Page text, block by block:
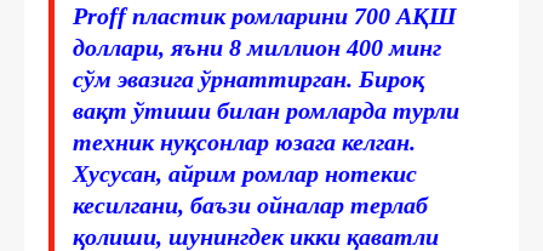
Proff пластик ромларини 700 АҚШ
доллари, яъни 8 миллион 400 минг
сўм эвазига ўрнаттирган. Бироқ
вақт ўтиши билан ромларда турли
техник нуқсонлар юзага келган.
Хусусан, айрим ромлар нотекис
кесилгани, баъзи ойналар терлаб
қолиши, шунингдек икки қаватли